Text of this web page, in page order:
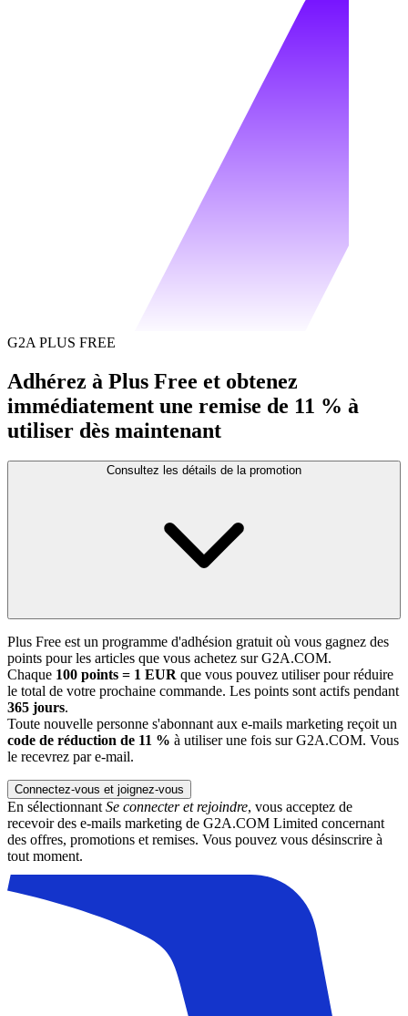
G2A PLUS FREE
Adhérez à Plus Free et obtenez
immédiatement une remise de 11 % à
utiliser dès maintenant
Consultez les détails de la promotion
Plus Free est un programme d'adhésion gratuit où vous gagnez des
points pour les articles que vous achetez sur G2A.COM.
Chaque 100 points = 1 EUR que vous pouvez utiliser pour réduire
le total de votre prochaine commande. Les points sont actifs pendant
365 jours.
Toute nouvelle personne s'abonnant aux e-mails marketing reçoit un
code de réduction de 11 % à utiliser une fois sur G2A.COM. Vous
le recevrez par e-mail.
Connectez-vous et joignez-vous
En sélectionnantSe connecter et rejoindre, vous acceptez de
recevoir des e-mails marketing de G2A.COM Limited concernant
des offres, promotions et remises. Vous pouvez vous désinscrire à
tout moment.